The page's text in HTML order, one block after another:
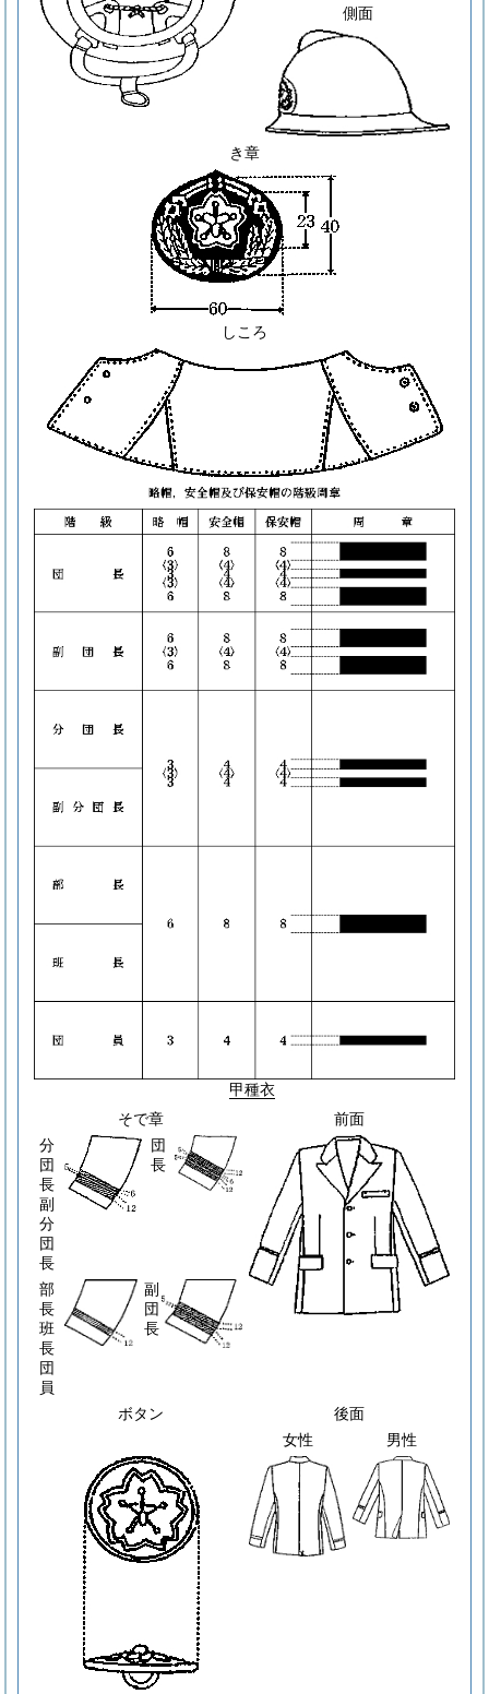
側面
き章
しころ
甲種衣
そで章
前面
分
団
長
副
分
団
長
団
長
部
長
班
長
団
員
副
団
長
ボタン
後面
女性
男性